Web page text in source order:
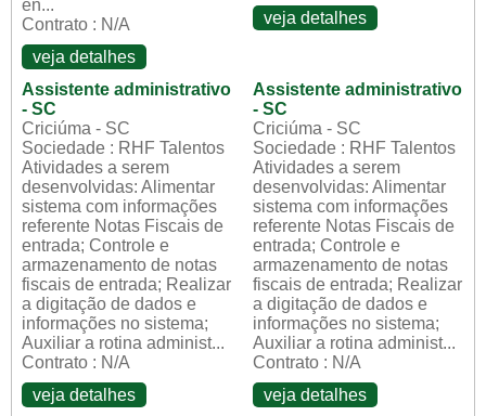
en...
Contrato : N/A
veja detalhes
veja detalhes
Assistente administrativo
- SC
Criciúma - SC
Sociedade : RHF Talentos
Atividades a serem
desenvolvidas: Alimentar
sistema com informações
referente Notas Fiscais de
entrada; Controle e
armazenamento de notas
fiscais de entrada; Realizar
a digitação de dados e
informações no sistema;
Auxiliar a rotina administ...
Contrato : N/A
veja detalhes
Assistente administrativo
- SC
Criciúma - SC
Sociedade : RHF Talentos
Atividades a serem
desenvolvidas: Alimentar
sistema com informações
referente Notas Fiscais de
entrada; Controle e
armazenamento de notas
fiscais de entrada; Realizar
a digitação de dados e
informações no sistema;
Auxiliar a rotina administ...
Contrato : N/A
veja detalhes